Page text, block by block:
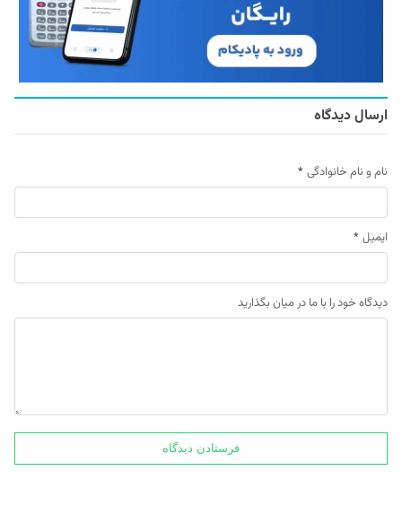
ارسال دیدگاه
نام و نام خانوادگی *
ایمیل *
دیدگاه خود را با ما در میان بگذارید